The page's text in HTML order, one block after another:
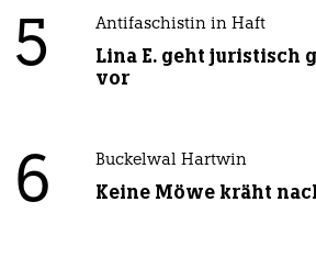
5 Antifaschistin in Haft
Lina E. geht juristisch
vor
6 Buckelwal Hartwin
Keine Möwe kräht